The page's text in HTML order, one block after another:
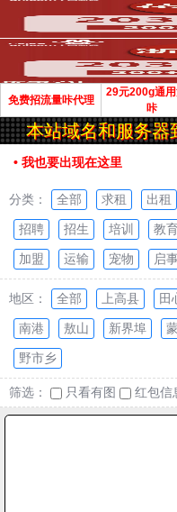
免费招流量咔代理
29元200g通
咔
本站域名和服务器
• 我也要出现在这里
分类： 全部 求租 出租
招聘 招生 培训 教
加盟 运输 宠物 启
地区： 全部 上高县 田
南港 敖山 新界埠
野市乡
筛选： 只看有图 红包信